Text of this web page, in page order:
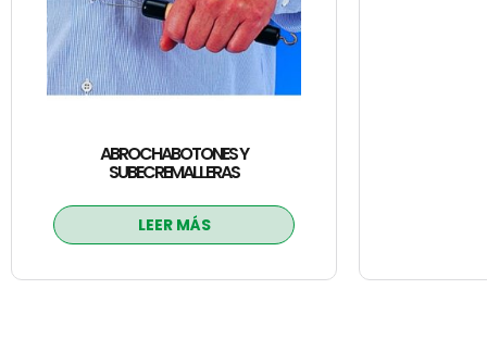
ABROCHABOTONES Y
SUBECREMALLERAS
LEER MÁS